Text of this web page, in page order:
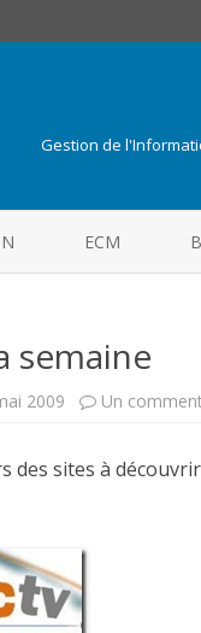
Gestion de
ECM
semaine
2009 Un
des sites à